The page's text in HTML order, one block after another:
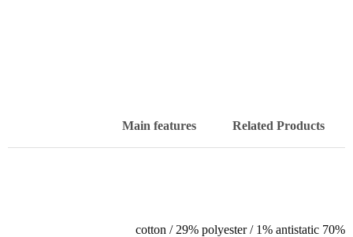
Related Products
Main features
70% cotton / 29% polyester / 1% antistatic